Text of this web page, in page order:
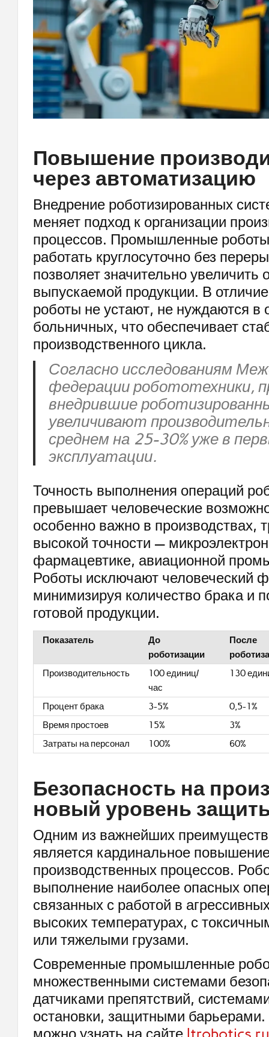
Повышение
через автоматизацию
Внедрение роботизированных
меняет подход к организации
процессов. Промышленные
работать круглосуточно без
позволяет значительно
выпускаемой продукции. В
роботы не устают, не нуждаются в
больничных, что обеспечивает
производственного цикла.
Согласно исследованиям
федерации робототехники,
внедрившие
увеличивают
среднем на 25-30% уже в
эксплуатации.
Точность выполнения операций
превышает человеческие
особенно важно в производствах,
высокой точности —
фармацевтике, авиационной
Роботы исключают человеческий
минимизируя количество брака и
готовой продукции.
Показатель
До
роботизации
После
Производительность
100 единиц/
час
130
Процент брака 3-5%
0,5-1%
Время простоев
15%
3%
Затраты на персонал
100% 60%
Безопасность на
новый уровень
Одним из важнейших преимуществ
является кардинальное
производственных процессов.
выполнение наиболее опасных
связанных с работой в
высоких температурах, с
или тяжелыми грузами.
Современные промышленные
множественными системами
датчиками препятствий,
остановки, защитными